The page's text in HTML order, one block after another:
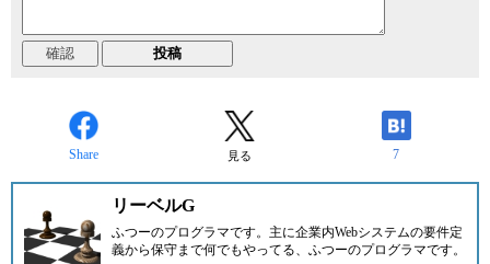
Share 見る 7
リーベルG
ふつーのプログラマです。主に企業内Webシステムの要件定
義から保守まで何でもやってる、ふつーのプログラマです。